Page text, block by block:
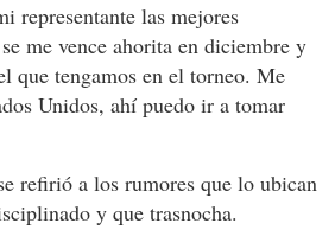
representante las mejores
me vence ahorita en diciembre y
que tengamos en el torneo. Me
Unidos, ahí puedo ir a tomar
refirió a los rumores que lo ubican
y que trasnocha.